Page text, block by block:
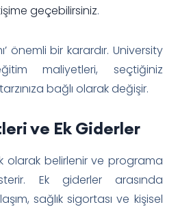
geçebilirsiniz.
önemli bir karardır. University
maliyetleri, seçtiğiniz
bağlı olarak değişir.
ve Ek Giderler
olarak belirlenir ve programa
Ek giderler arasında
sağlık sigortası ve kişisel